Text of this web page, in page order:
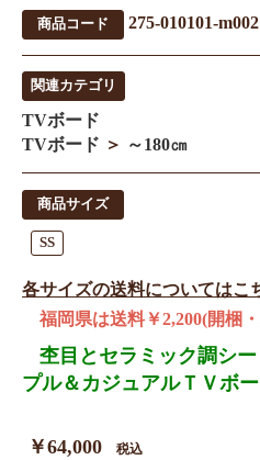
商品コード 275-010101-m002
関連カテゴリ
TVボード
TVボード ＞ ～180㎝
商品サイズ
SS
各サイズの送料についてはこ
福岡県は送料￥2,200(開梱
杢目とセラミック調シ
プル＆カジュアルＴＶボ
￥64,000 税込